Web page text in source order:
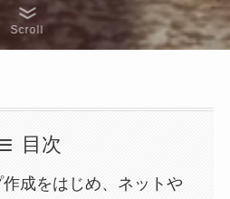
Scroll
目次
成をはじめ、ネットや